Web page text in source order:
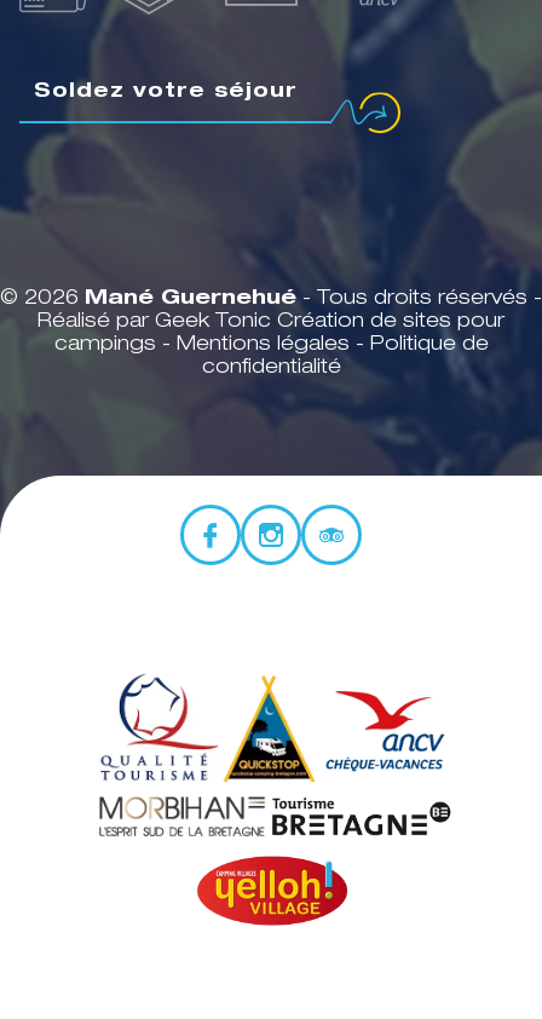
Soldez votre séjour
© 2026 Mané Guernehué- Tous droits réservés -
Réalisé par Geek Tonic Création de sites pour
campings - Mentions légales - Politique de
confidentialité